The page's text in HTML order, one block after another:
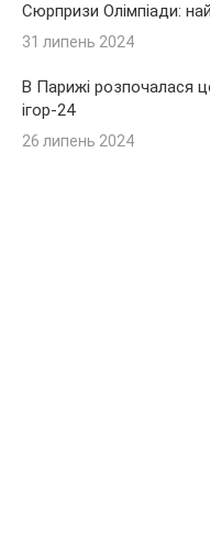
Сюрпризи Олімпіади:
31 липень 2024
В Парижі розпочалася
ігор-24
26 липень 2024